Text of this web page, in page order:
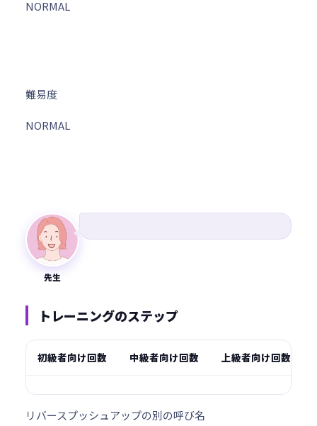
NORMAL
難易度
NORMAL
先生
トレーニングのステップ
初級者向け回数 中級者向け回数 上級者向け回数
リバースプッシュアップの別の呼び名